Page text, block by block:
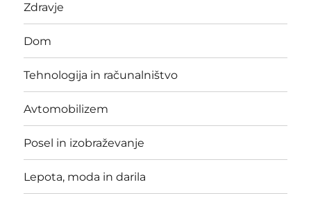
Zdravje
Dom
Tehnologija in računalništvo
Avtomobilizem
Posel in izobraževanje
Lepota, moda in darila